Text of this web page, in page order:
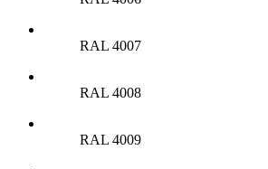
RAL 4007
RAL 4008
RAL 4009